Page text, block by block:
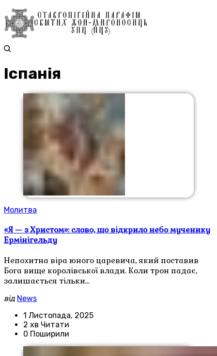
Іспанія
Молитва
«Я — з Христом»: слово, що відкрило небо мученику
Ермінігельду
Непохитна віра юного царевича, який поставив
Бога вище королівської влади. Коли трон падає,
залишається тільки…
від News
1 Листопада, 2025
2 хв Читати
0 Поширили